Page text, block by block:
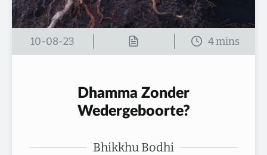
10-08-23
Dhamma Zonder
Wedergeboorte?
Bhikkhu Bodhi